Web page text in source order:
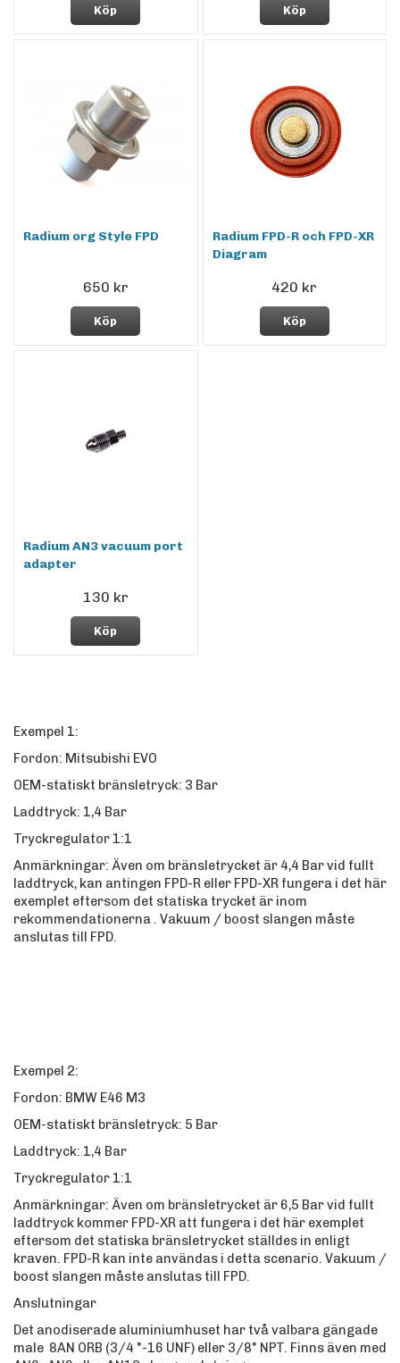
Köp Köp
Radium org Style FPD
650 kr
Köp
Radium FPD-R och FPD-XR
Diagram
420 kr
Köp
Radium AN3 vacuum port
adapter
130 kr
Köp
Exempel 1:
Fordon: Mitsubishi EVO
OEM-statiskt bränsletryck: 3 Bar
Laddtryck: 1,4 Bar
Tryckregulator 1:1
Anmärkningar: Även om bränsletrycket är 4,4 Bar vid fullt
laddtryck, kan antingen FPD-R eller FPD-XR fungera i det här
exemplet eftersom det statiska trycket är inom
rekommendationerna . Vakuum / boost slangen måste
anslutas till FPD.
Exempel 2:
Fordon: BMW E46 M3
OEM-statiskt bränsletryck: 5 Bar
Laddtryck: 1,4 Bar
Tryckregulator 1:1
Anmärkningar: Även om bränsletrycket är 6,5 Bar vid fullt
laddtryck kommer FPD-XR att fungera i det här exemplet
eftersom det statiska bränsletrycket ställdes in enligt
kraven. FPD-R kan inte användas i detta scenario. Vakuum /
boost slangen måste anslutas till FPD.
Anslutningar
Det anodiserade aluminiumhuset har två valbara gängade
male 8AN ORB (3/4 "-16 UNF) eller 3/8" NPT. Finns även med